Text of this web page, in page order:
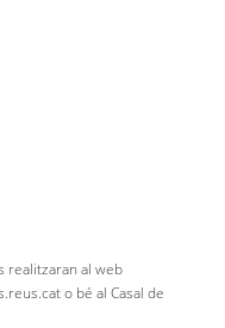
realitzaran al web
o bé al Casal de